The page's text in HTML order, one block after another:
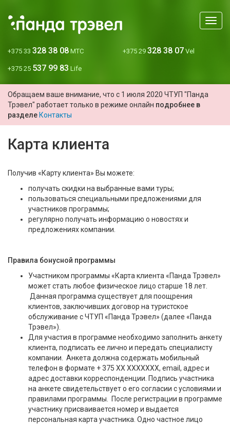
Меню
+375 33 328 38 08 МТС +375 29 328 38 07 Vel
+375 25 537 99 83 Life
Обращаем ваше внимание, что с 1 июля 2020 ЧТУП "Панда
Трэвел" работает только в режиме онлайн подробнее в
разделе Контакты
Карта клиента
Получив «Карту клиента» Вы можете:
получать скидки на выбранные вами туры;
пользоваться специальными предложениями для
участников программы;
регулярно получать информацию о новостях и
предложениях компании.
Правила бонусной программы
Участником программы «Карта клиента «Панда Трэвел»
может стать любое физическое лицо старше 18 лет.
Данная программа существует для поощрения
клиентов, заключивших договор на туристское
обслуживание с ЧТУП «Панда Трэвел» (далее «Панда
Трэвел»).
Для участия в программе необходимо заполнить анкету
клиента, подписать ее лично и передать специалисту
компании. Анкета должна содержать мобильный
телефон в формате + 375 ХХ ХХХХХХХ, email, адрес и
адрес доставки корреспонденции. Подпись участника
на анкете свидетельствует о его согласии с условиями и
правилами программы. После регистрации в программе
участнику присваивается номер и выдается
персональная карта участника. Одно частное лицо